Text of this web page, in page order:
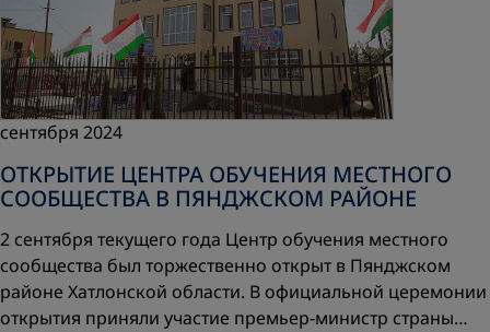
сентября 2024
ОТКРЫТИЕ ЦЕНТРА ОБУЧЕНИЯ МЕСТНОГО
СООБЩЕСТВА В ПЯНДЖСКОМ РАЙОНЕ
2 сентября текущего года Центр обучения местного
сообщества был торжественно открыт в Пянджском
районе Хатлонской области. В официальной церемонии
открытия приняли участие премьер-министр страны…